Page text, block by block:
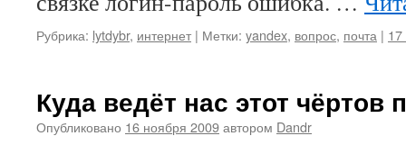
Рубрика: lytdybr, интернет | Метки: yandex, вопрос, почта |
Куда ведёт нас этот чёртов
Опубликовано 16 ноября 2009автором Dandr